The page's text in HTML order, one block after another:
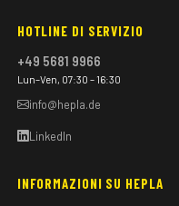
HOTLINE DI SERVIZIO
+49 5681 9966
Lun–Ven, 07:30 – 16:30
info@hepla.de
LinkedIn
INFORMAZIONI SU HEPLA